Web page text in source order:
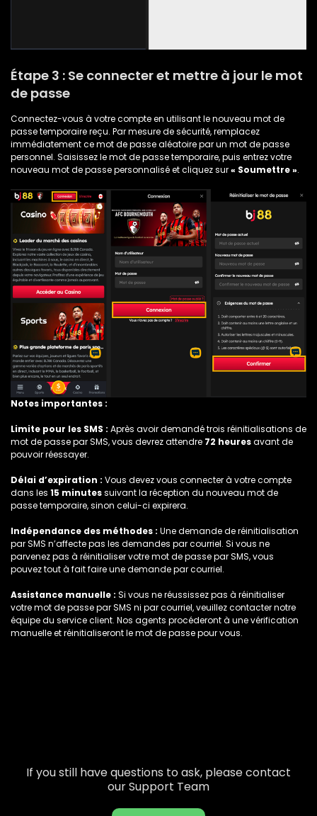
Étape 3 : Se connecter et mettre à jour le mot
de passe
Connectez-vous à votre compte en utilisant le nouveau mot de
passe temporaire reçu. Par mesure de sécurité, remplacez
immédiatement ce mot de passe aléatoire par un mot de passe
personnel. Saisissez le mot de passe temporaire, puis entrez votre
nouveau mot de passe personnalisé et cliquez sur« Soumettre ».
Notes importantes :
Limite pour les SMS : Après avoir demandé trois réinitialisations de
mot de passe par SMS, vous devrez attendre 72 heuresavant de
pouvoir réessayer.
Délai d’expiration : Vous devez vous connecter à votre compte
dans les 15 minutessuivant la réception du nouveau mot de
passe temporaire, sinon celui-ci expirera.
Indépendance des méthodes : Une demande de réinitialisation
par SMS n’affecte pas les demandes par courriel. Si vous ne
parvenez pas à réinitialiser votre mot de passe par SMS, vous
pouvez tout à fait faire une demande par courriel.
Assistance manuelle : Si vous ne réussissez pas à réinitialiser
votre mot de passe par SMS ni par courriel, veuillez contacter notre
équipe du service client. Nos agents procéderont à une vérification
manuelle et réinitialiseront le mot de passe pour vous.
If you still have questions to ask, please contact
our Support Team